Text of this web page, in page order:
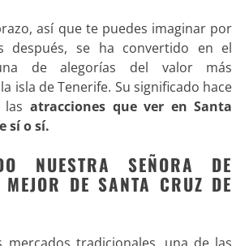
así que te puedes imaginar por
después, se ha convertido en el
de alegorías del valor más
isla de Tenerife. Su significado hace
atracciones que ver en Santa
sí o sí.
NUESTRA SEÑORA DE
DE SANTA CRUZ DE